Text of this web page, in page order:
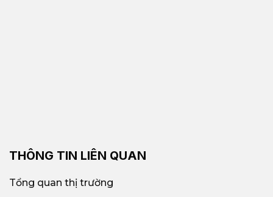
THÔNG TIN LIÊN QUAN
Tổng quan thị trường